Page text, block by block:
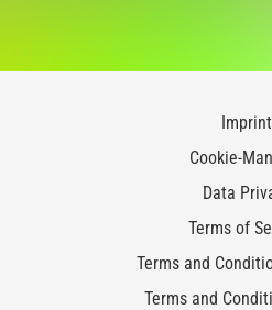
Imprint
Cookie-
Data
Terms of
Terms and
Terms and